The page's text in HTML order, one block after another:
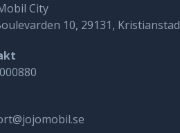
City
10, 29131, Kristianstad